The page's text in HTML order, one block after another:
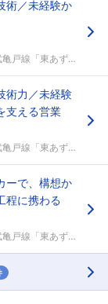
術／未経験か
線「東あずま...
術力／未経験
支える営業
線「東あずま...
ーで、構想か
程に携わる
線「東あずま...